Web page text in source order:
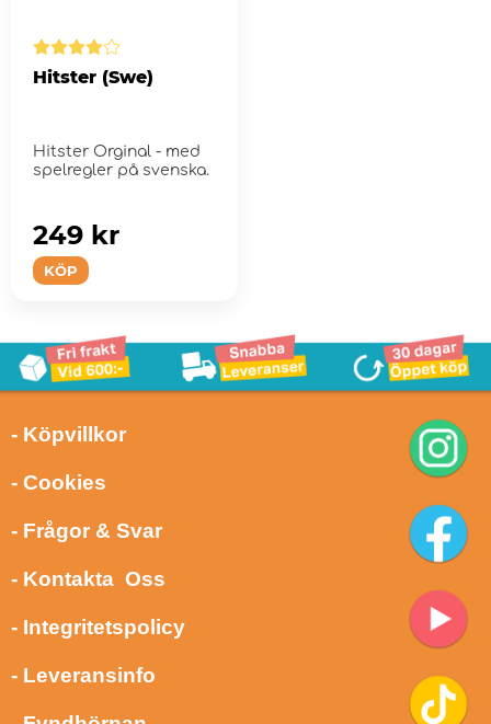
Hitster (Swe)
Hitster Orginal - med
spelregler på svenska.
KÖP
249 kr
- Köpvillkor
- Cookies
- Frågor & Svar
- Kontakta Oss
- Integritetspolicy
- Leveransinfo